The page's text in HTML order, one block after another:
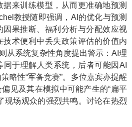
来训练模型，从而更准确地预测
教授随即强调，AI的优化与预测
因果推断、福利分析与分配效应视
术便利中丢失政策评估的价值内
从系统复杂性角度提出警示：AI理
于理解人类系统，后者可能因AI
略性“军备竞赛”。多位嘉宾亦提醒
见及其在模拟中可能产生的“扁平
现场观众的强烈共鸣。讨论在热烈